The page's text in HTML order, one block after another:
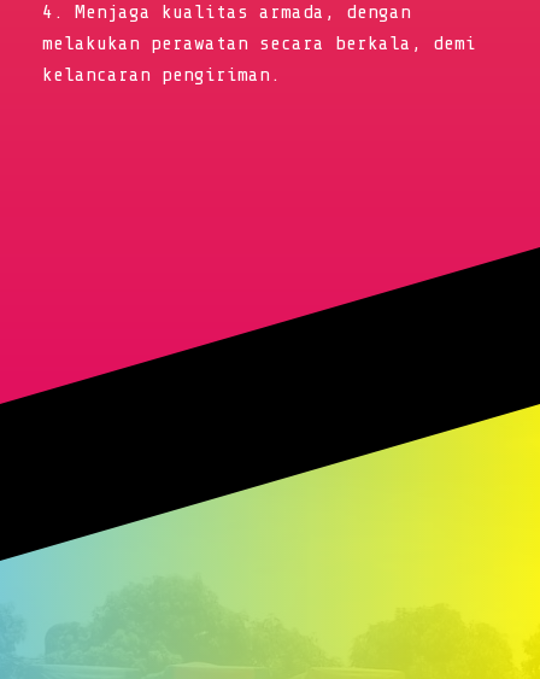
4. Menjaga kualitas armada, dengan
melakukan perawatan secara berkala, demi
kelancaran pengiriman.